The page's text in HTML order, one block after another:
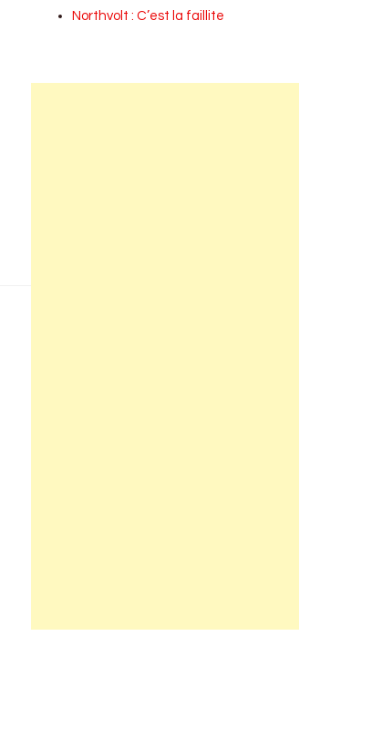
Northvolt : C’est la faillite